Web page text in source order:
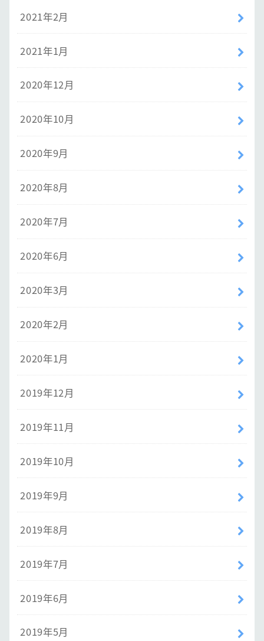
2021年2月
2021年1月
2020年12月
2020年10月
2020年9月
2020年8月
2020年7月
2020年6月
2020年3月
2020年2月
2020年1月
2019年12月
2019年11月
2019年10月
2019年9月
2019年8月
2019年7月
2019年6月
2019年5月